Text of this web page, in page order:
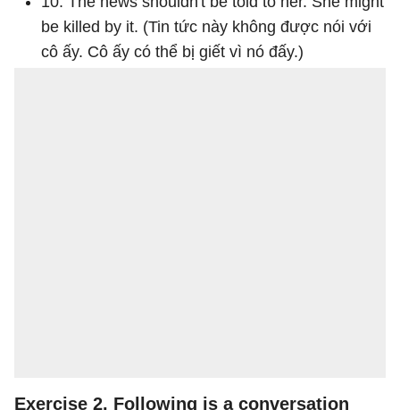
be killed by it. (Tin tức này không được nói với
cô ấy. Cô ấy có thể bị giết vì nó đấy.)
Exercise 2. Following is a conversation